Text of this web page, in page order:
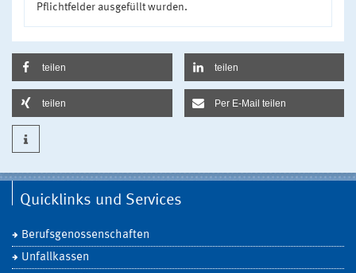
Pflichtfelder ausgefüllt wurden.
teilen teilen
teilen Per E-Mail teilen
Quicklinks und Services
Berufsgenossenschaften
Unfallkassen